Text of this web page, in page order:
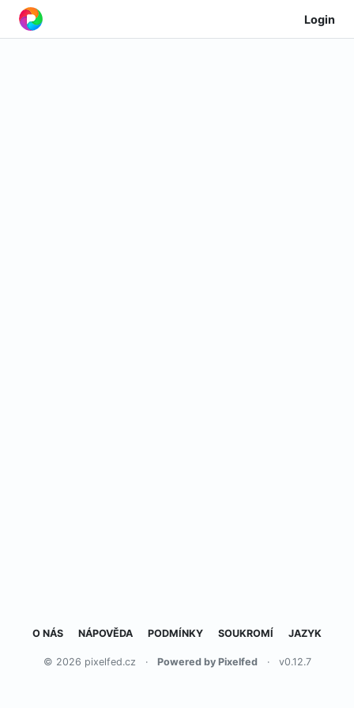
Login
O NÁS NÁPOVĚDA PODMÍNKY SOUKROMÍ JAZYK
© 2026 pixelfed.cz · Powered by Pixelfed · v0.12.7